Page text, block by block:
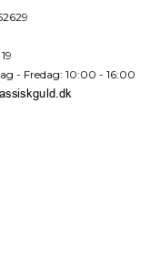
- Fredag: 10:00 - 16:00